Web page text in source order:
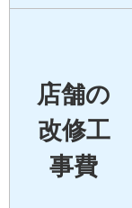
店舗の
改修工
事費